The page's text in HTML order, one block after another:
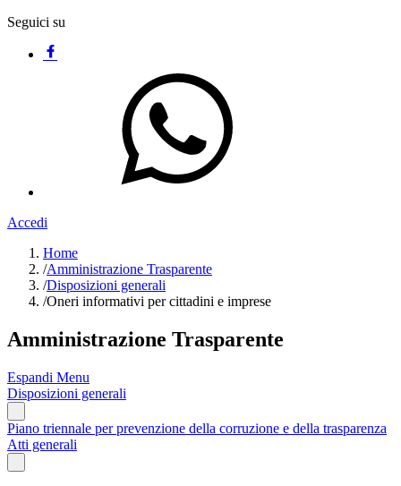
Seguici su
Accedi
Home
/Amministrazione Trasparente
/Disposizioni generali
/Oneri informativi per cittadini e imprese
Amministrazione Trasparente
Espandi Menu
Disposizioni generali
Piano triennale per prevenzione della corruzione e della trasparenza
Atti generali